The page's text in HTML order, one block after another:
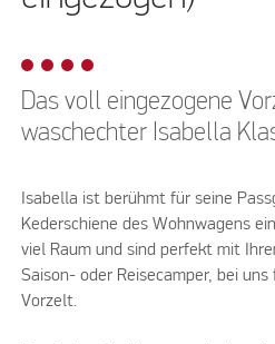
Das voll eingezogene
waschechter Isabella
Isabella ist berühmt für seine
Kederschiene des Wohnwagens
viel Raum und sind perfekt mit
Saison- oder Reisecamper, bei
Vorzelt.